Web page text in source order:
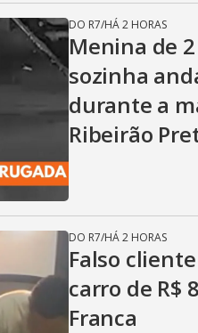
DO R7/HÁ 2 HORAS
Menina de
sozinha
durante a
Ribeirão
DO R7/HÁ 2 HORAS
Falso
carro de R$
Franca